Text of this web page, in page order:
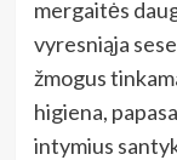
mergaitės
vyresniąja
žmogus
higiena,
intymius